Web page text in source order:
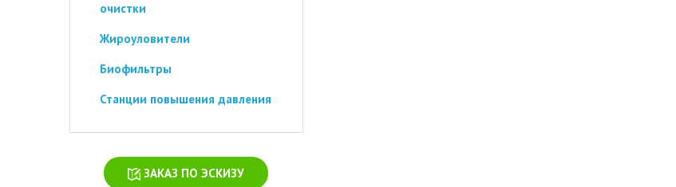
очистки
Жироуловители
Биофильтры
Станции повышения давления
ЗАКАЗ ПО ЭСКИЗУ